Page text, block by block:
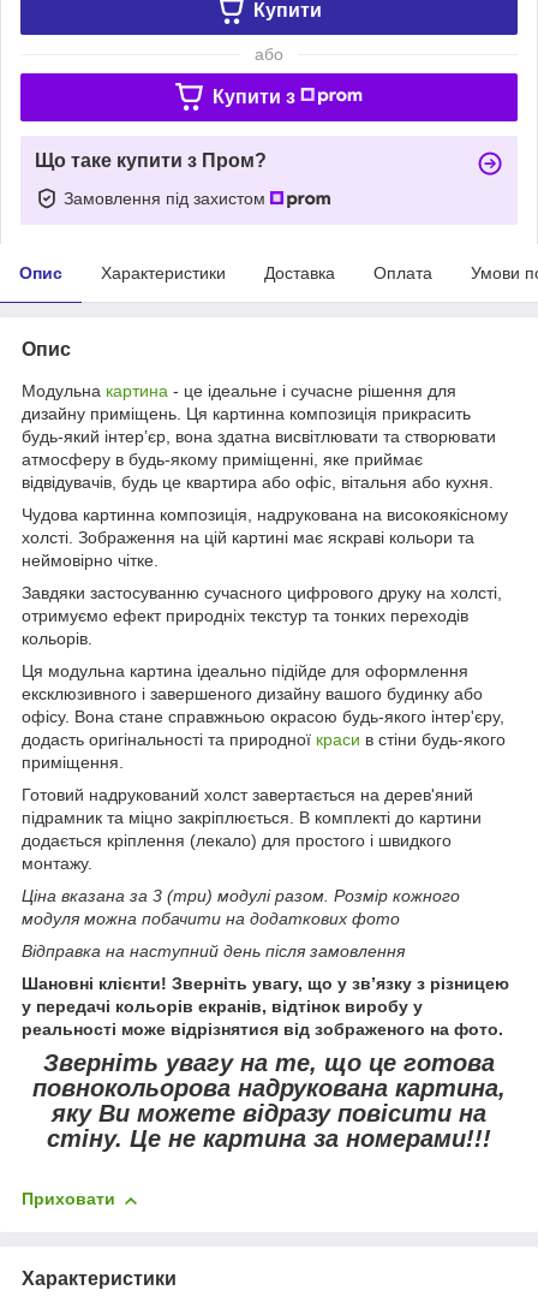
Купити
або
Купити з
Що таке купити з Пром?
Замовлення під захистом
Опис Характеристики Доставка Оплата Умови
Опис
Модульна картина - це ідеальне і сучасне рішення для
дизайну приміщень. Ця картинна композиція прикрасить
будь-який інтер’єр, вона здатна висвітлювати та створювати
атмосферу в будь-якому приміщенні, яке приймає
відвідувачів, будь це квартира або офіс, вітальня або кухня.
Чудова картинна композиція, надрукована на високоякісному
холсті. Зображення на цій картині має яскраві кольори та
неймовірно чітке.
Завдяки застосуванню сучасного цифрового друку на холсті,
отримуємо ефект природніх текстур та тонких переходів
кольорів.
Ця модульна картина ідеально підійде для оформлення
ексклюзивного і завершеного дизайну вашого будинку або
офісу. Вона стане справжньою окрасою будь-якого інтер'єру,
додасть оригінальності та природної краси в стіни будь-якого
приміщення.
Готовий надрукований холст завертається на дерев'яний
підрамник та міцно закріплюється. В комплекті до картини
додається кріплення (лекало) для простого і швидкого
монтажу.
Ціна вказана за 3 (три) модулі разом. Розмір кожного
модуля можна побачити на додаткових фото
Відправка на наступний день після замовлення
Шановні клієнти! Зверніть увагу, що у зв’язку з різницею
у передачі кольорів екранів, відтінок виробу у
реальності може відрізнятися від зображеного на фото.
Зверніть увагуна те, що це готова
повнокольорова надрукована картина,
яку Ви можете відразу повісити на
стіну. Це не картина за номерами!!!
Приховати
Характеристики